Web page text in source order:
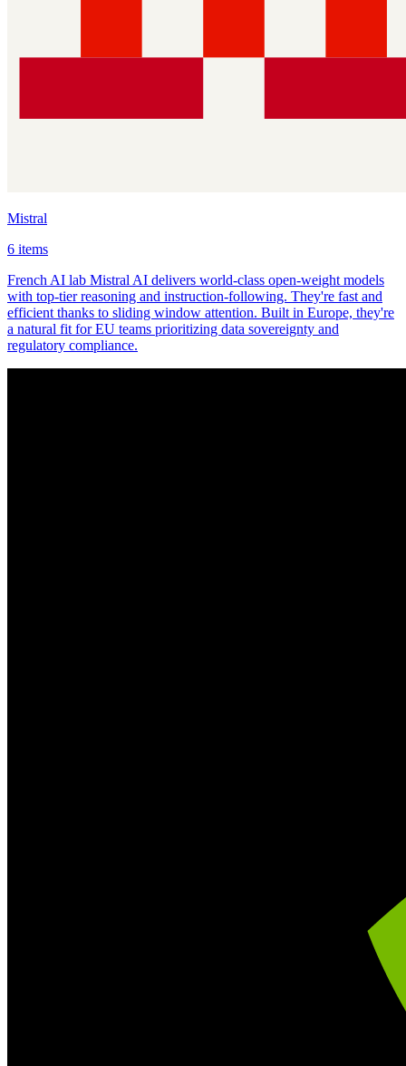
Mistral
6 items
French AI lab Mistral AI delivers world-class open-weight models
with top-tier reasoning and instruction-following. They're fast and
efficient thanks to sliding window attention. Built in Europe, they're
a natural fit for EU teams prioritizing data sovereignty and
regulatory compliance.